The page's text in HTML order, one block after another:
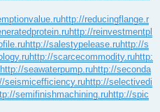
http://reducingflange.r
http://reinvestmentpl
http://salestypelease.ruhttp://s
http://scarcecommodity.ruhttp:
http://seawaterpump.ruhttp://seconda
seismicefficiency.ruhttp://selectivedi
semifinishmachining.ruhttp://spic